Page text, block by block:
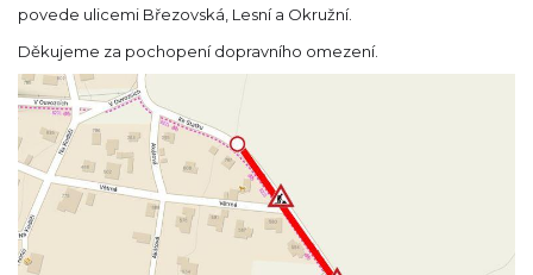
povede ulicemi Březovská, Lesní a Okružní.
Děkujeme za pochopení dopravního omezení.